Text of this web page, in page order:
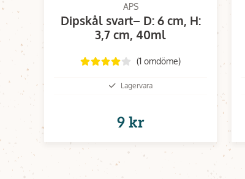
APS
Dipskål svart– D: 6 cm, H:
3,7 cm, 40ml
(1 omdöme)
Lagervara
9 kr